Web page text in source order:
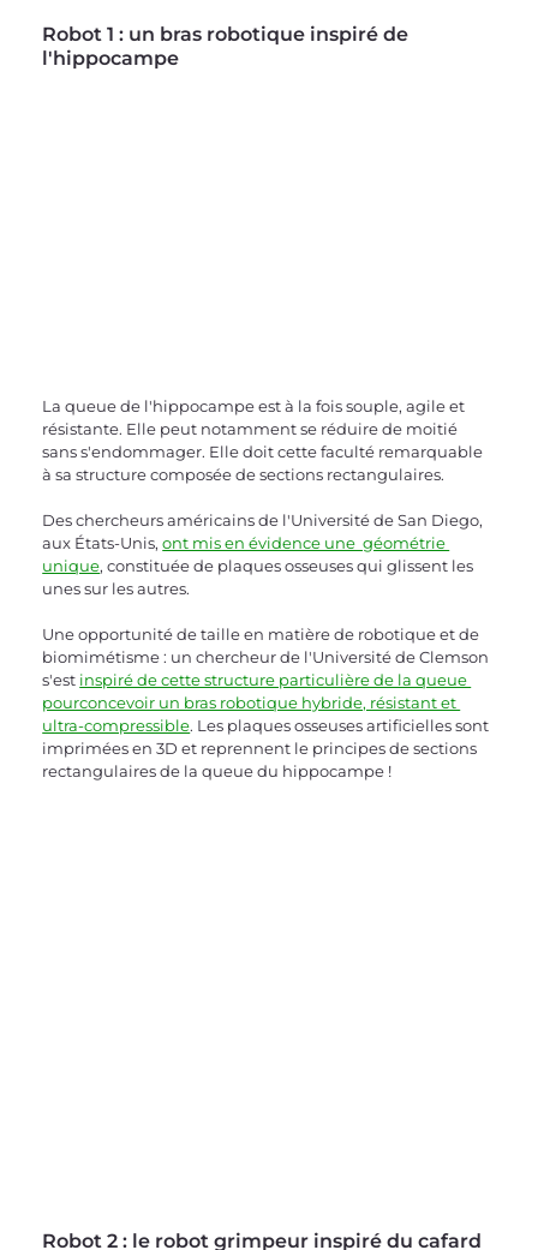
Robot 1 : un bras robotique inspiré de
l'hippocampe
La queue de l'hippocampe est à la fois souple, agile et
résistante. Elle peut notamment se réduire de moitié
sans s'endommager. Elle doit cette faculté remarquable
à sa structure composée de sections rectangulaires.
Des chercheurs américains de l'Université de San Diego,
aux États-Unis, ont mis en évidence une  géométrie
unique, constituée de plaques osseuses qui glissent les
unes sur les autres.
Une opportunité de taille en matière de robotique et de
biomimétisme : un chercheur de l'Université de Clemson
s'est inspiré de cette structure particulière de la queue
pourconcevoir un bras robotique hybride, résistant et
ultra-compressible. Les plaques osseuses artificielles sont
imprimées en 3D et reprennent le principes de sections
rectangulaires de la queue du hippocampe !
Robot 2 : le robot grimpeur inspiré du cafard